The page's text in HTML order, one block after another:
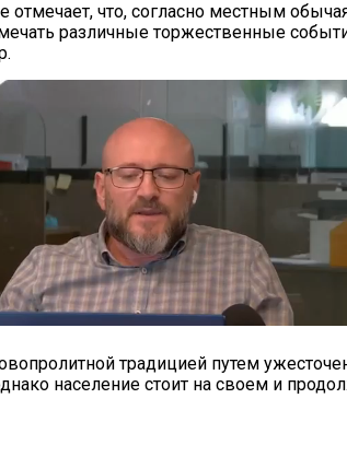
отмечает, что, согласно местным
различные торжественные
традицией путем
население стоит на своем и